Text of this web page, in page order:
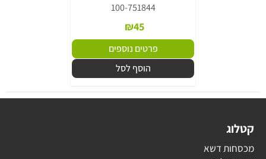
100-751844
₪45
פרטים נוספים
הוסף לסל
קטלוג
מכסחות דשא